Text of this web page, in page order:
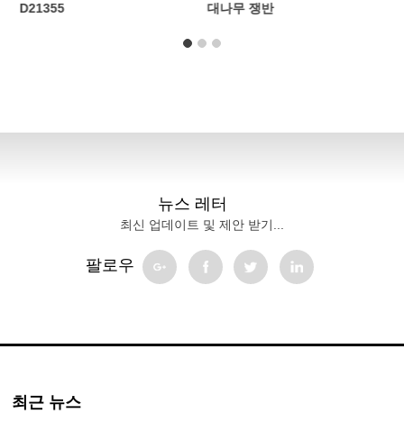
D21355 대나무 쟁반
뉴스 레터
최신 업데이트 및 제안 받기...
팔로우
최근 뉴스